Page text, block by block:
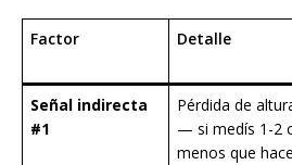
Factor Detalle
Señal indirecta
#1
Pérdida de
— si medís 1-2
menos que hace